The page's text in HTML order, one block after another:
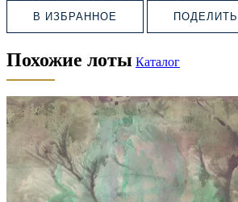
В ИЗБРАННОЕ
Похожие лоты Каталог